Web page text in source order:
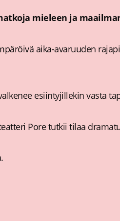
mieleen ja
aika-avaruuden
esiintyjillekin vasta
Pore tutkii tilaa